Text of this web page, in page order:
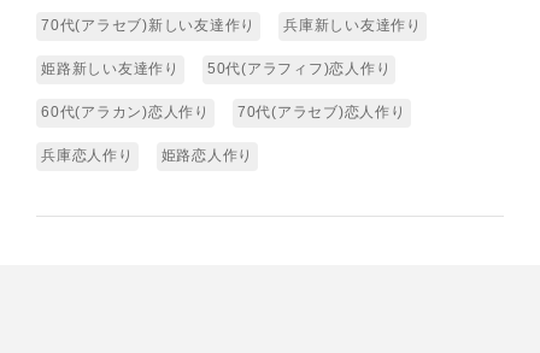
70代(アラセブ)新しい友達作り 兵庫新しい友達作り
姫路新しい友達作り 50代(アラフィフ)恋人作り
60代(アラカン)恋人作り 70代(アラセブ)恋人作り
兵庫恋人作り 姫路恋人作り